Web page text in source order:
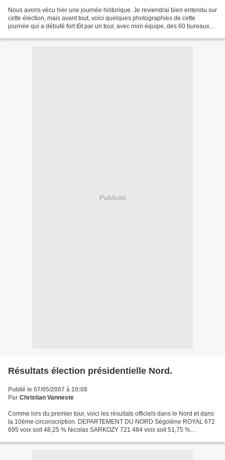
Nous avons vécu hier une journée historique. Je reviendrai bien entendu sur
cette élection, mais avant tout, voici quelques photographies de cette
journée qui a débuté fort tôt par un tour, avec mon équipe, des 60 bureaux
Publicité
Résultats élection présidentielle Nord.
Publié le 07/05/2007 à 10:08
Par Christian Vanneste
Comme lors du premier tour, voici les résultats officiels dans le Nord et dans
la 10ème circonscription. DEPARTEMENT DU NORD Ségolène ROYAL 672
695 voix soit 48,25 % Nicolas SARKOZY 721 484 voix soit 51,75 %